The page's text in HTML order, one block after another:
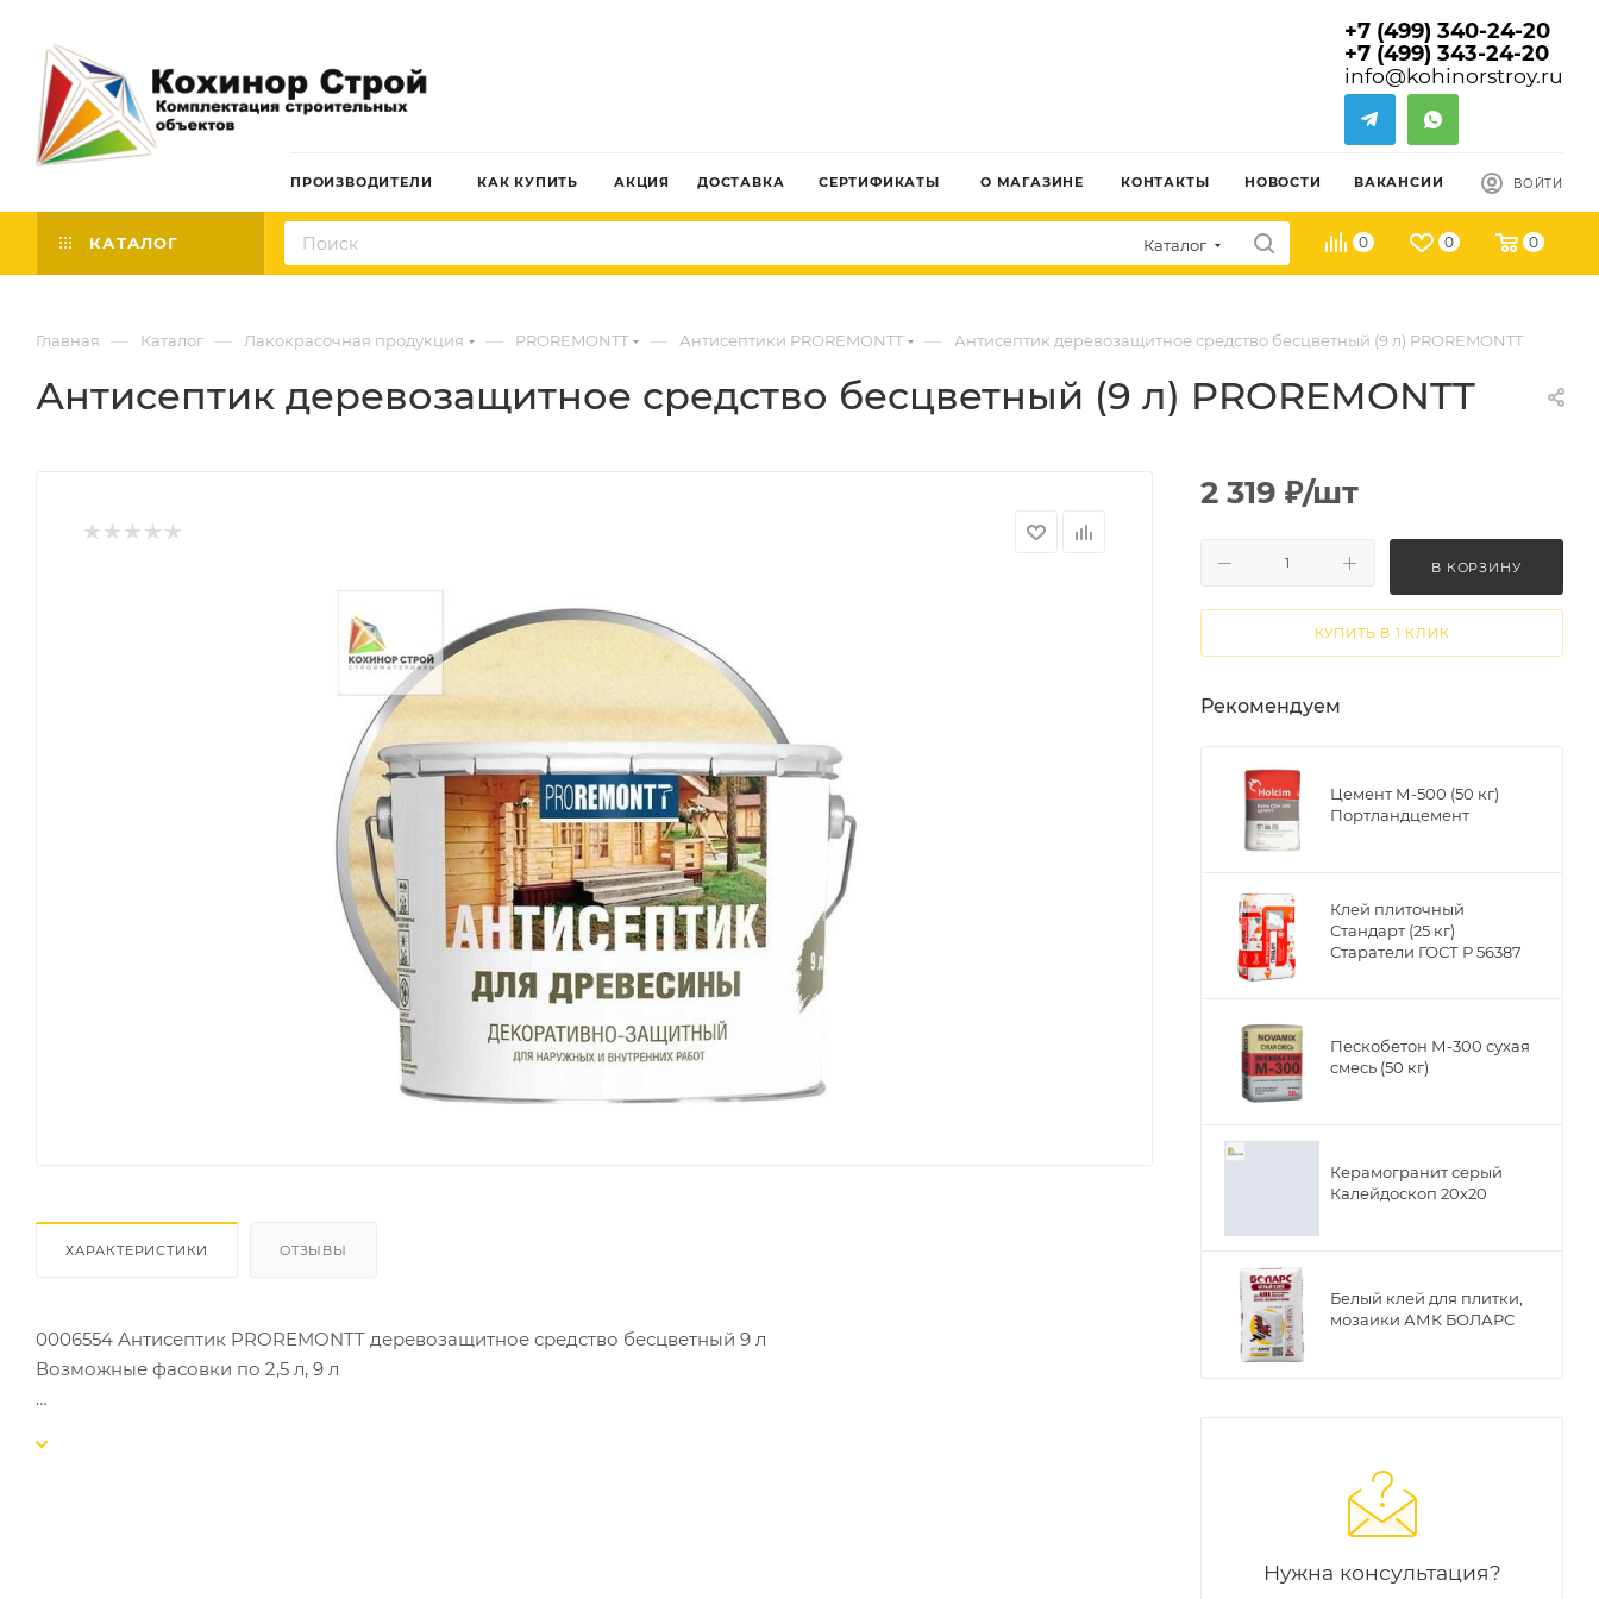
+7 (499) 340-24-20
+7 (499) 343-24-20
info@kohinorstroy.ru
ПРОИЗВОДИТЕЛИ КАК КУПИТЬ АКЦИЯ ДОСТАВКА СЕРТИФИКАТЫ О МАГАЗИНЕ КОНТАКТЫ НОВОСТИ ВАКАНСИИ ВОЙТИ
КАТАЛОГ Каталог 0 0 0
Главная — Каталог — Лакокрасочная продукция — PROREMONTT — Антисептики PROREMONTT — Антисептик деревозащитное средство бесцветный (9 л) PROREMONTT
Антисептик деревозащитное средство бесцветный (9 л) PROREMONTT
ХАРАКТЕРИСТИКИ ОТЗЫВЫ
0006554 Антисептик PROREMONTT деревозащитное средство бесцветный 9 л
Возможные фасовки по 2,5 л, 9 л
2 319 ₽/шт
В КОРЗИНУ
КУПИТЬ В 1 КЛИК
Рекомендуем
Цемент М-500 (50 кг)
Портландцемент
Клей плиточный
Стандарт (25 кг)
Старатели ГОСТ Р 56387
Пескобетон М-300 сухая
смесь (50 кг)
Керамогранит серый
Калейдоскоп 20х20
Белый клей для плитки,
мозаики АМК БОЛАРС
Нужна консультация?